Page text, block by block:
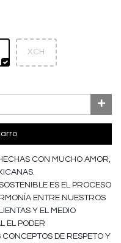
XCH
CON MUCHO AMOR,
ES EL PROCESO
ENTRE NUESTROS
Y EL MEDIO
EL PODER
DE RESPETO Y